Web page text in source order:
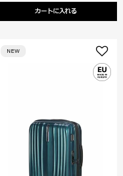
カートに入れる
NEW